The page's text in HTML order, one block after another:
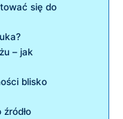
się do
– jak
blisko